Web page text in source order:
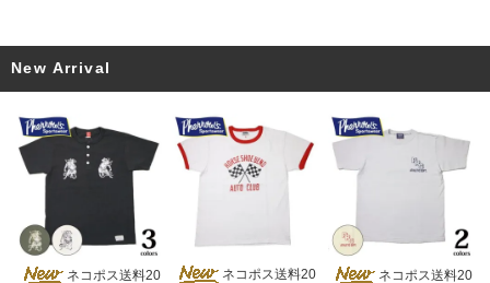
New Arrival
ネコポス送料20
ネコポス送料20
ネコポス送料20